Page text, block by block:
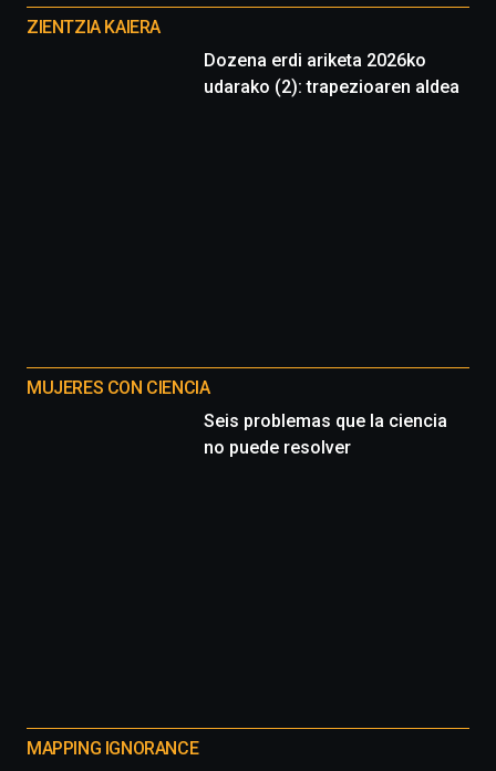
proyectos
ZIENTZIA KAIERA
Dozena erdi ariketa 2026ko
udarako (2): trapezioaren aldea
MUJERES CON CIENCIA
Seis problemas que la ciencia
no puede resolver
MAPPING IGNORANCE